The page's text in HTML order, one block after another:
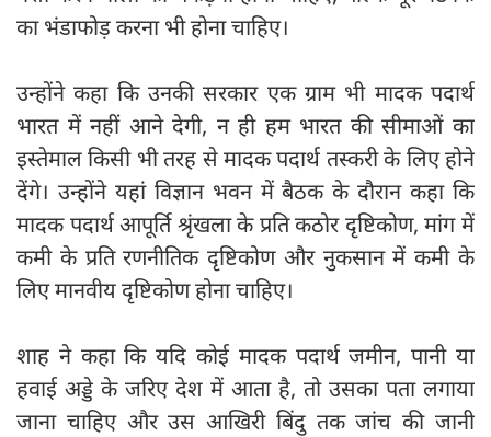
का भंडाफोड़ करना भी होना चाहिए।
उन्होंने कहा कि उनकी सरकार एक ग्राम भी मादक पदार्थ
भारत में नहीं आने देगी, न ही हम भारत की सीमाओं का
इस्तेमाल किसी भी तरह से मादक पदार्थ तस्करी के लिए होने
देंगे। उन्होंने यहां विज्ञान भवन में बैठक के दौरान कहा कि
मादक पदार्थ आपूर्ति श्रृंखला के प्रति कठोर दृष्टिकोण, मांग में
कमी के प्रति रणनीतिक दृष्टिकोण और नुकसान में कमी के
लिए मानवीय दृष्टिकोण होना चाहिए।
शाह ने कहा कि यदि कोई मादक पदार्थ जमीन, पानी या
हवाई अड्डे के जरिए देश में आता है, तो उसका पता लगाया
जाना चाहिए और उस आखिरी बिंदु तक जांच की जानी